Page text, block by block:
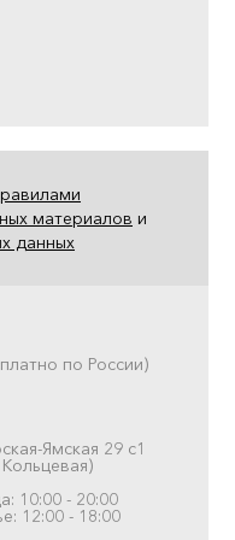
материалов и
данных
по России)
Ямская 29 с1
10:00 - 20:00
12:00 - 18:00